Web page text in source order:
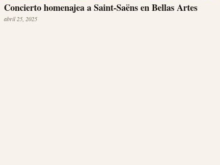
Concierto homenajea a Saint-Saëns en Bellas Artes
abril 25, 2025